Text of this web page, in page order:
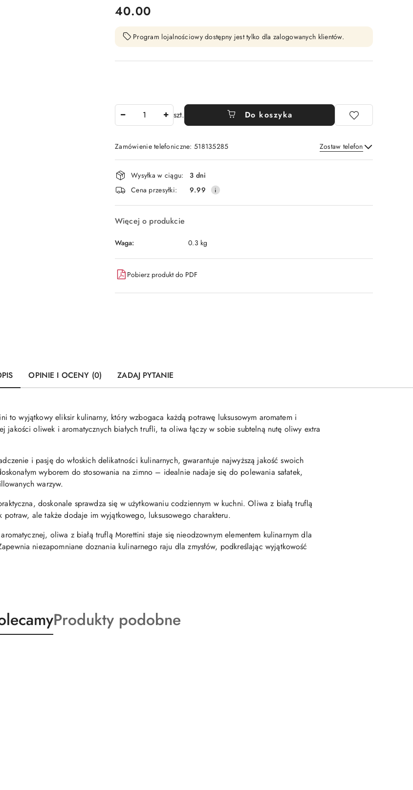
cena:
40.00
Program lojalnościowy dostępny jest tylko dla zalogowanych klientów.
szt. Do koszyka
Zamówienie telefoniczne: 518135285 Zostaw telefon
Wyślij
Dostępność
i
dostawa
Wysyłka w ciągu:
3 dni
Cena przesyłki:
9.99
Więcej o produkcie
Waga: 0.3 kg
Pobierz produkt do PDF
OPINIE I OCENY (0) ZADAJ PYTANIE
to wyjątkowy eliksir kulinarny, który wzbogaca każdą potrawę luksusowym aromatem i
jakości oliwek i aromatycznych białych trufli, ta oliwa łączy w sobie subtelną nutę oliwy extra
i pasję do włoskich delikatności kulinarnych, gwarantuje najwyższą jakość swoich
wyborem do stosowania na zimno – idealnie nadaje się do polewania sałatek,
warzyw.
doskonale sprawdza się w użytkowaniu codziennym w kuchni. Oliwa z białą truflą
ale także dodaje im wyjątkowego, luksusowego charakteru.
oliwa z białą truflą Morettini staje się nieodzownym elementem kulinarnym dla
niezapomniane doznania kulinarnego raju dla zmysłów, podkreślając wyjątkowość
Produkty
o
Produkty podobne